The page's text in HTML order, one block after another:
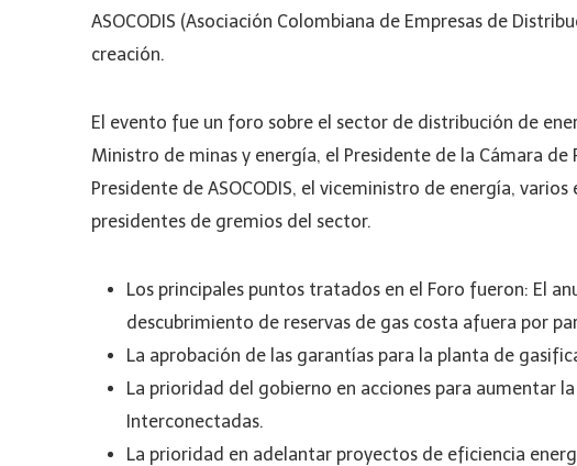
ASOCODIS (Asociación Colombiana de Empresas de
creación.
El evento fue un foro sobre el sector de distribución de
Ministro de minas y energía, el Presidente de la Cámara de
Presidente de ASOCODIS, el viceministro de energía,
presidentes de gremios del sector.
Los principales puntos tratados en el Foro fueron: El
descubrimiento de reservas de gas costa afuera por
La aprobación de las garantías para la planta de
La prioridad del gobierno en acciones para aumentar
Interconectadas.
La prioridad en adelantar proyectos de eficiencia